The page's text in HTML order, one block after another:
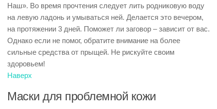
Наш». Во время прочтения следует лить родниковую воду
на левую ладонь и умываться ней. Делается это вечером,
на протяжении 3 дней. Поможет ли заговор – зависит от вас.
Однако если не помог, обратите внимание на более
сильные средства от прыщей. Не рискуйте своим
здоровьем!
Наверх
Маски для проблемной кожи